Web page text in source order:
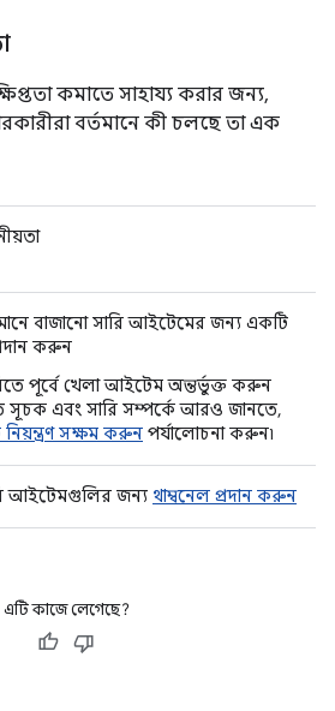
কমাতে সাহায্য করার জন্য,
বর্তমানে কী চলছে তা এক
বাজানো সারি আইটেমের জন্য একটি
করুন
পূর্বে খেলা আইটেম অন্তর্ভুক্ত করুন
সূচক এবং সারি সম্পর্কে আরও জানতে,
নিয়ন্ত্রণ সক্ষম করুন পর্যালোচনা করুন৷
আইটেমগুলির জন্য থাম্বনেল প্রদান করুন
এটি কাজে লেগেছে?